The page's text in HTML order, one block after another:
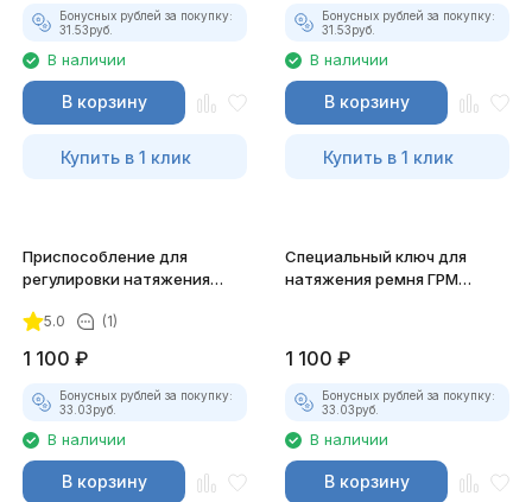
Бонусных рублей за покупку:
31.53руб.
В наличии
В корзину
Купить в 1 клик
Бонусных рублей за покупку:
31.53руб.
В наличии
В корзину
Купить в 1 клик
Приспособление для
регулировки натяжения
12115.0 (1)
1 100 ₽
Бонусных рублей за покупку:
33.03руб.
В наличии
В корзину
Специальный ключ для
натяжения ремня ГРМ
1 100 ₽
Бонусных рублей за покупку:
33.03руб.
В наличии
В корзину